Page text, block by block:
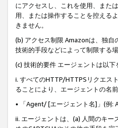
にアクセスし、これを使用、また
用、または操作することを控える
きません。
(b) アクセス制限 Amazonは、独
技術的手段などによって制限する場
(c) 技術的要件 エージェントは以下
i. すべてのHTTP/HTTPSリクエス
ることにより、エージェントの名
• 「Agent/ [エージェント名]」(例:
ii. エージェントは、(a) 人間のキ